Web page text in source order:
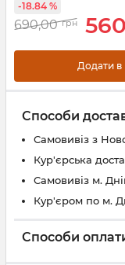
690,00 грн
-18.84 %
Додати
Способи
Самовивіз з
Кур'єрська
Самовивіз м.
Кур'єром по м.
Способи